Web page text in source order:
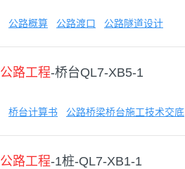
公路概算 公路渡口 公路隧道设计
公路工程-桥台QL7-XB5-1
桥台计算书 公路桥梁桥台施工技术交底
公路工程-1桩-QL7-XB1-1